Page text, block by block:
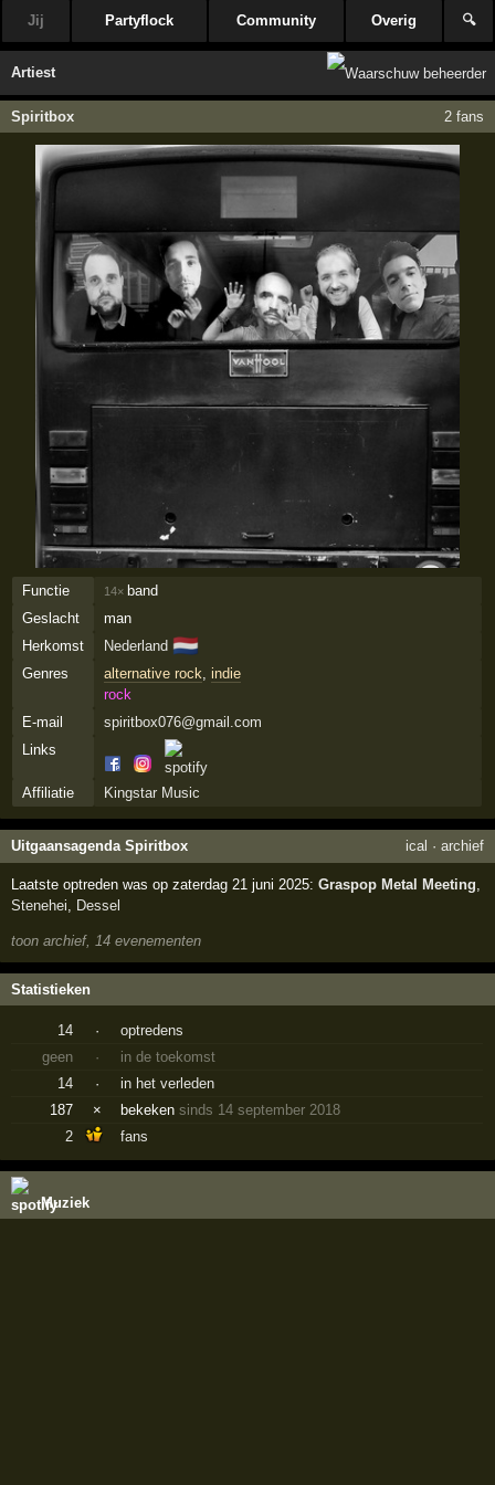
Jij Partyflock Community Overig 🔍
Artiest
Spiritbox 2 fans
Functie 14× band
Geslacht
man
Herkomst
Nederland 🇳🇱
Genres alternative rock indie
rock
E-mail
spiritbox076@gmail.com
Links
Affiliatie Kingstar Music
Uitgaansagenda Spiritbox ical · archief
Laatste optreden was op zaterdag 21 juni 2025:Graspop Metal Meeting
Stenehei
Dessel
toon archief, 14 evenementen
Statistieken
14 ·
optredens
geen
·
in de toekomst
14
·
in het verleden
187
× bekekensinds 14 september 2018
2
fans
Muziek